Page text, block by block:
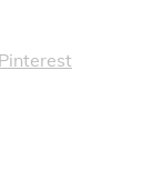
Pinterest